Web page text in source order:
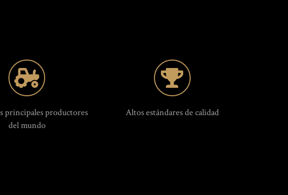
principales productores
del mundo
Altos estándares de calidad